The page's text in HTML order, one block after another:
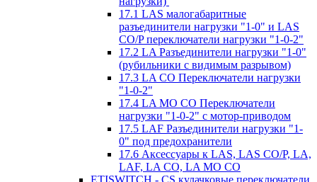
17.1 LAS малогабаритные
разъединители нагрузки "1-0" и LAS
CO/P переключатели нагрузки "1-0-2"
17.2 LA Разъединители нагрузки "1-0"
(рубильники с видимым разрывом)
17.3 LA CO Переключатели нагрузки
"1-0-2"
17.4 LA MO CO Переключатели
нагрузки "1-0-2" с мотор-приводом
17.5 LAF Разъединители нагрузки "1-
0" под предохранители
17.6 Аксессуары к LAS, LAS CO/P, LA,
LAF, LA CO, LA MO CO
ETISWITCH - CS кулачковые переключатели